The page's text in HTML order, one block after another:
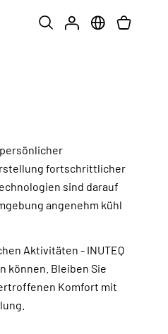
fortschrittlicher
sind darauf
angenehm kühl
Aktivitäten - INUTEQ
können. Bleiben Sie
Komfort mit